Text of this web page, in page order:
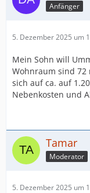
Anfänger
5. Dezember 2025 um
Mein Sohn will
Wohnraum sind 72
sich auf ca. auf
Nebenkosten und
Tamar
Moderator
5. Dezember 2025 um